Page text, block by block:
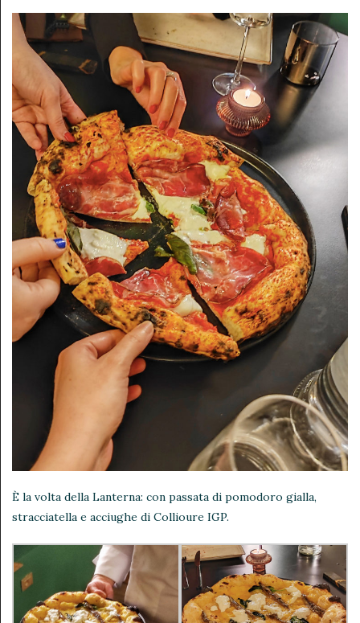
È la volta della Lanterna: con passata di pomodoro gialla,
stracciatella e acciughe di Collioure IGP.